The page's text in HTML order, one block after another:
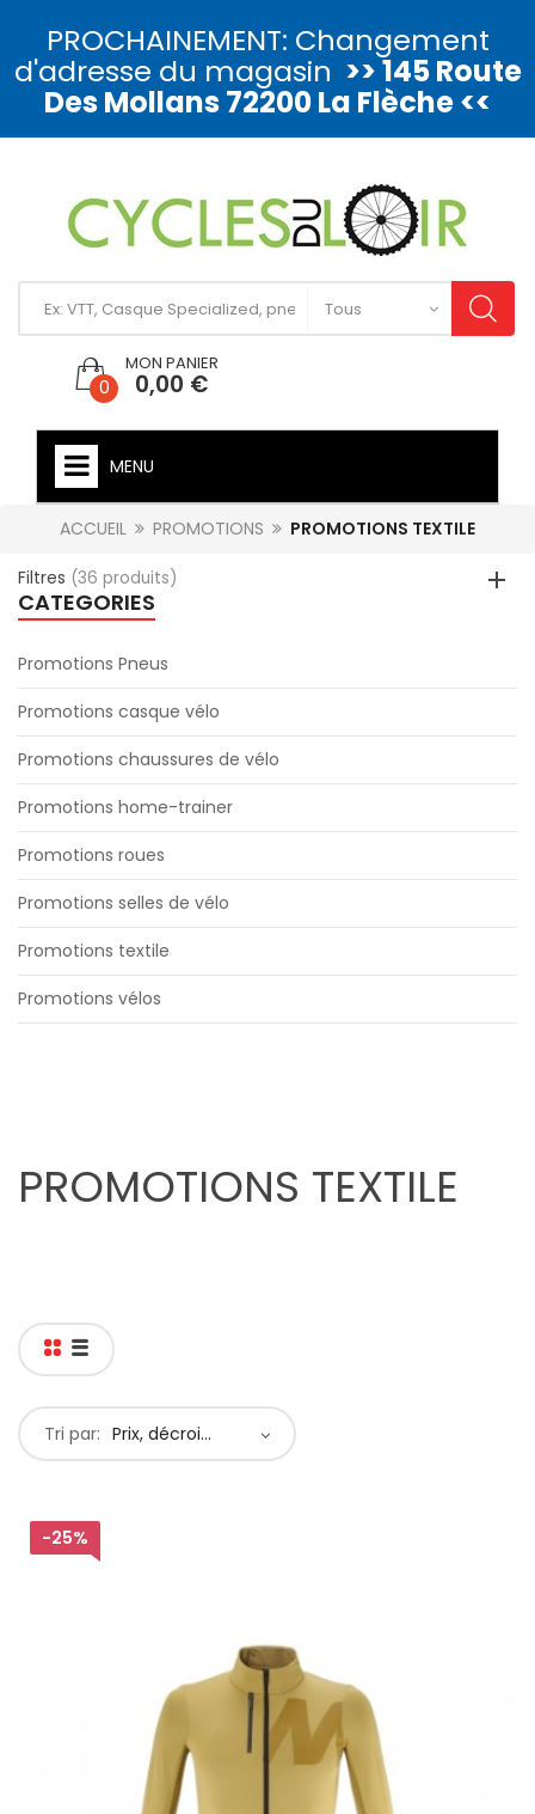
PROCHAINEMENT: Changement
d'adresse du magasin >> 145 Route
Des Mollans 72200 La Flèche <<
0
MON PANIER
0,00 €
MENU
ACCUEIL PROMOTIONS PROMOTIONS TEXTILE
Filtres (36 produits)
CATEGORIES
Promotions Pneus
Promotions casque vélo
Promotions chaussures de vélo
Promotions home-trainer
Promotions roues
Promotions selles de vélo
Promotions textile
Promotions vélos
PROMOTIONS TEXTILE
Tri par: Prix, décroissant
-25%